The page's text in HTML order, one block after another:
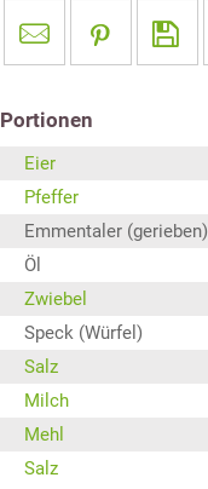
Portionen
Eier
Pfeffer
Emmentaler (gerieben)
Öl
Zwiebel
Speck (Würfel)
Salz
Milch
Mehl
Salz